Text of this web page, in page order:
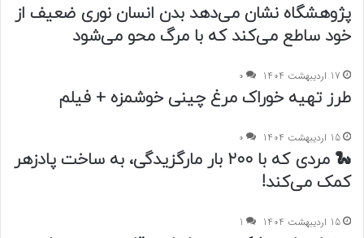
پژوهشگاه نشان می‌دهد بدن انسان نوری ضعیف از
خود ساطع می‌کند که با مرگ محو می‌شود
17 اردیبهشت 1404 0
طرز تهیه خوراک مرغ چینی خوشمزه + فیلم
15 اردیبهشت 1404 0
🐍 مردی که با ۲۰۰ بار مارگزیدگی، به ساخت پادزهر
کمک می‌کند!
15 اردیبهشت 1404 1